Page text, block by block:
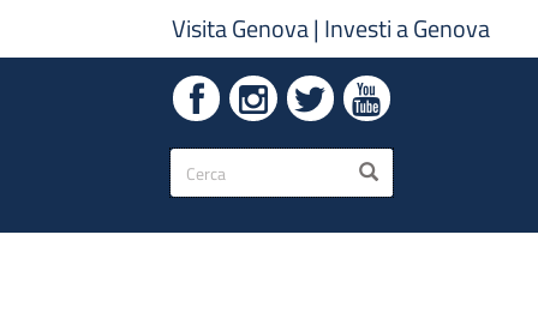
Visita Genova| Investi a Genova
Form
di
ricerca
CERCA